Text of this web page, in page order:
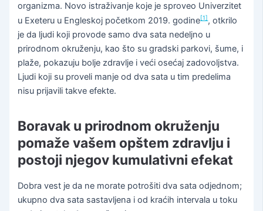
organizma. Novo istraživanje koje je sproveo Univerzitet
u Exeteru u Engleskoj početkom 2019. godine[1] , otkrilo
je da ljudi koji provode samo dva sata nedeljno u
prirodnom okruženju, kao što su gradski parkovi, šume, i
plaže, pokazuju bolje zdravlje i veći osećaj zadovoljstva.
Ljudi koji su proveli manje od dva sata u tim predelima
nisu prijavili takve efekte.
Boravak u prirodnom okruženju
pomaže vašem opštem zdravlju i
postoji njegov kumulativni efekat
Dobra vest je da ne morate potrošiti dva sata odjednom;
ukupno dva sata sastavljena i od kraćih intervala u toku